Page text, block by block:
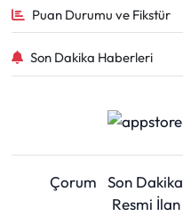
Puan Durumu ve Fikstür
Son Dakika Haberleri
Çorum Son Dakika
Resmi İlan